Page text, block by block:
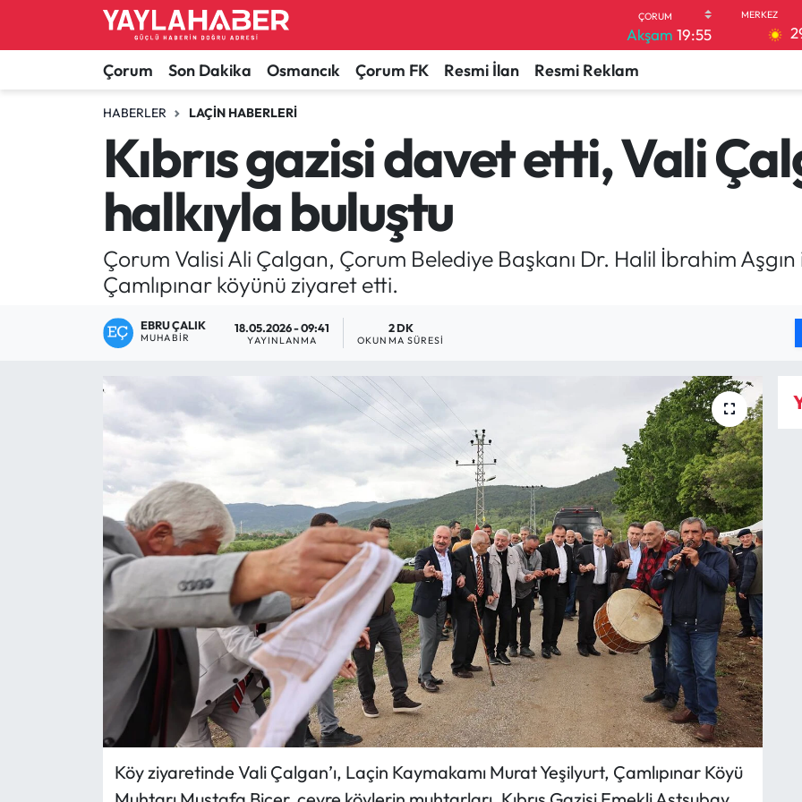
Akşam 19:55
Çorum Son Dakika Osmancık Çorum FK Resmi İlan Resmi Reklam
HABERLER LAÇIN HABERLERI
Kıbrıs gazisi davet etti, Vali
halkıyla buluştu
Çorum Valisi Ali Çalgan, Çorum Belediye Başkanı Dr. Halil İbrahim
Çamlıpınar köyünü ziyaret etti.
EBRU ÇALIK
MUHABIR
18.05.2026 - 09:41
YAYINLANMA
2 DK
OKUNMA SÜRESI
Köy ziyaretinde Vali Çalgan’ı, Laçin Kaymakamı Murat Yeşilyurt, Çamlıpınar Köyü
Alaca Haberleri
Bayat Haberleri
Bilgi - Keşfet Haberleri
Bilim ve Teknoloji
Boğazkale Haberleri
Çorum Haberleri
Çorum Son Dakika Haberleri
Dodurga Haberleri
Ekonomi
İskilip Haberleri
Kargı Haberleri
Kültür Sanat
Laçin Haberleri
Çorum Nöbetçi Eczaneler
Çorum Hava Durumu
Çorum Namaz Vakitleri
Çorum Trafik Yoğunluk Haritası
TFF 1.Lig Puan Durumu ve Fikstür
Tüm Manşetler
Son Dakika Haberleri
Haber Arşivi